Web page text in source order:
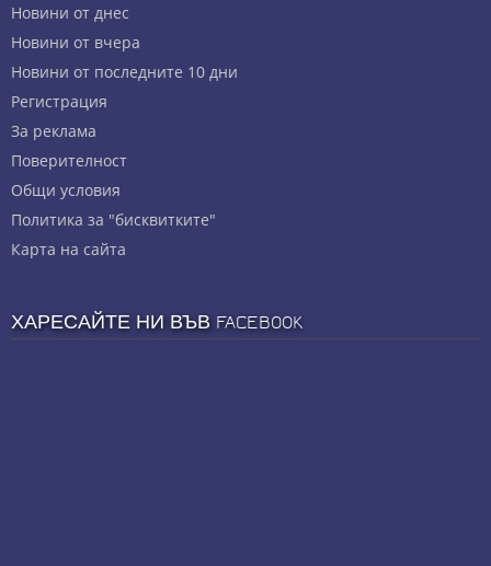
Новини от днес
Новини от вчера
Новини от последните 10 дни
Регистрация
За реклама
Πoвepитeлнocт
Общи условия
Политика за "бисквитките"
Карта на сайта
ХАРЕСАЙТЕ НИ ВЪВ FACEBOOK